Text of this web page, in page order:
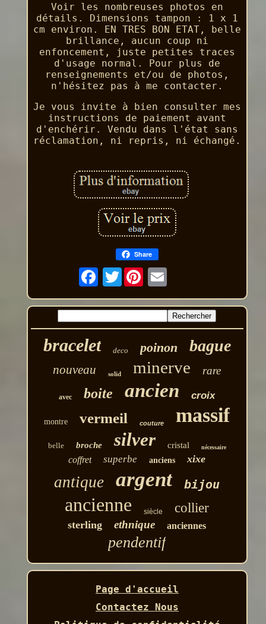
Voir les nombreuses photos en
détails. Dimensions tampon : 1 x 1
cm environ. EN TRES BON ETAT, belle
brillance, aucun coup ni
enfoncement, juste petites traces
d'usage normal. Pour plus de
renseignements et/ou de photos,
n'hésitez pas à me contacter.
Je vous invite à bien consulter mes
instructions de paiement avant
d'enchérir. Vendu dans l'état sans
réclamation, ni repris, ni échangé.
Share
Twitter
bracelet deco poinon bague
nouveau solid minerve rare
avec boite ancien croix
montre vermeil couture massif
belle broche silver cristal nécessaire
coffret superbe anciens xixe
antique argent bijou
ancienne siècle collier
sterling ethnique anciennes
pendentif
Page d'accueil
Contactez Nous